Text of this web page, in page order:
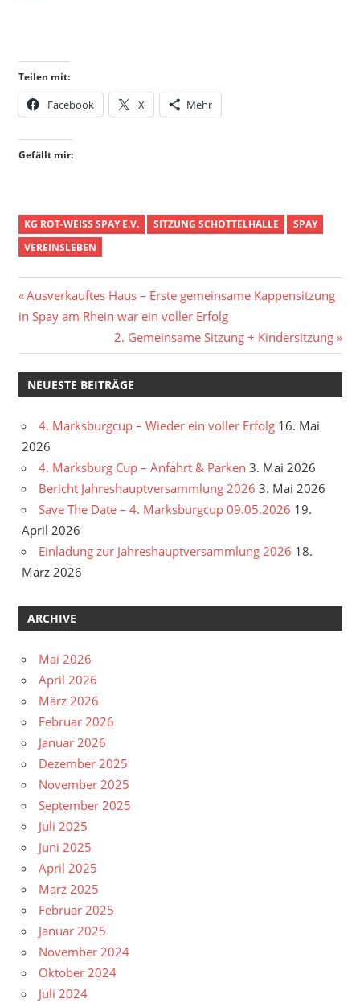
Teilen mit:
Facebook X Mehr
Gefällt mir:
KG ROT-WEISS SPAY E.V. SITZUNG SCHOTTELHALLE
SPAY
VEREINSLEBEN
Beitragsnavigation
Vorheriger
Beitrag:
Ausverkauftes Haus – Erste gemeinsame Kappensitzung
in Spay am Rhein war ein voller Erfolg
Nächster
Beitrag:
2. Gemeinsame Sitzung + Kindersitzung
NEUESTE BEITRÄGE
4. Marksburgcup – Wieder ein voller Erfolg 16. Mai
2026
4. Marksburg Cup – Anfahrt & Parken 3. Mai 2026
Bericht Jahreshauptversammlung 2026 3. Mai 2026
Save The Date – 4. Marksburgcup 09.05.2026 19.
April 2026
Einladung zur Jahreshauptversammlung 2026 18.
März 2026
ARCHIVE
Mai 2026
April 2026
März 2026
Februar 2026
Januar 2026
Dezember 2025
November 2025
September 2025
Juli 2025
Juni 2025
April 2025
März 2025
Februar 2025
Januar 2025
November 2024
Oktober 2024
Juli 2024